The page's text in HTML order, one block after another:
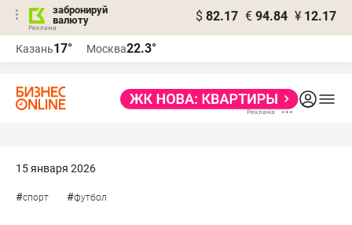
забронируй
валюту
$ 82.17 € 94.84 ¥ 12.17
Казань17° Москва22.3°
15 января 2026
#спорт #футбол